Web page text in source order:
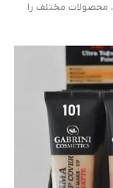
محصولات مختلف را